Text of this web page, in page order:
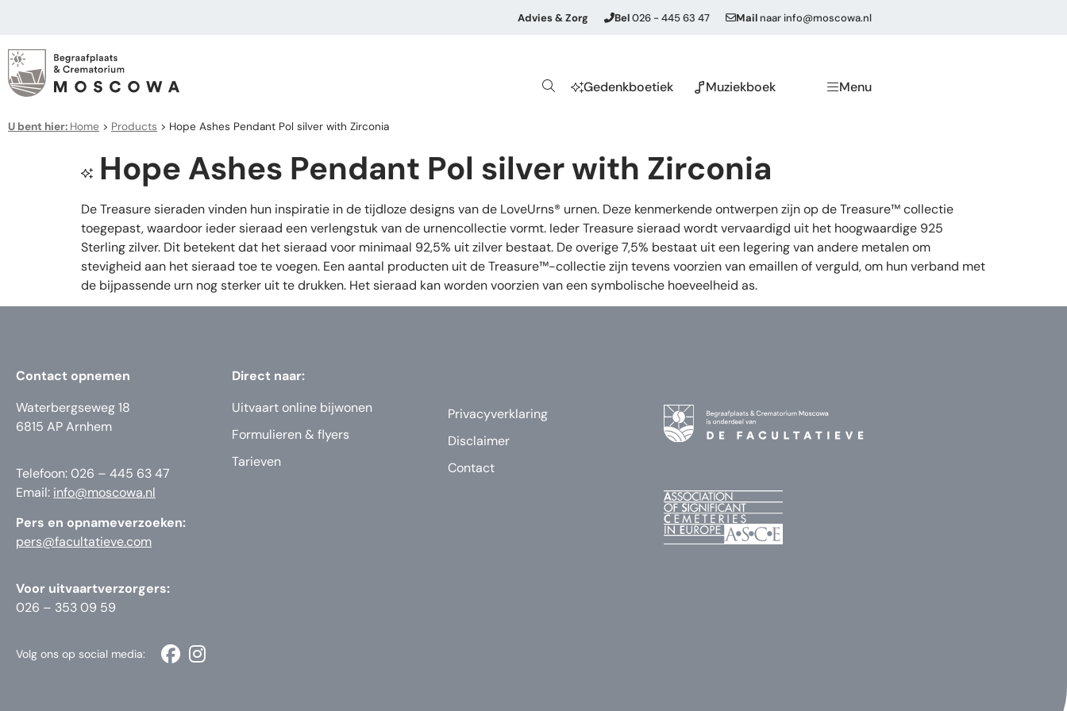
Advies & Zorg Bel026 - 445 63 47 Mail naarinfo@moscowa.nl
Gedenkboetiek Muziekboek Menu
U bent hier: Home > Products > Hope Ashes Pendant Pol silver with Zirconia
Hope Ashes Pendant Pol silver with Zirconia
De Treasure sieraden vinden hun inspiratie in de tijdloze designs van de LoveUrns® urnen. Deze kenmerkende ontwerpen zijn op de Treasure™ collectie
toegepast, waardoor ieder sieraad een verlengstuk van de urnencollectie vormt. Ieder Treasure sieraad wordt vervaardigd uit het hoogwaardige 925
Sterling zilver. Dit betekent dat het sieraad voor minimaal 92,5% uit zilver bestaat. De overige 7,5% bestaat uit een legering van andere metalen om
stevigheid aan het sieraad toe te voegen. Een aantal producten uit de Treasure™-collectie zijn tevens voorzien van emaillen of verguld, om hun verband met
de bijpassende urn nog sterker uit te drukken. Het sieraad kan worden voorzien van een symbolische hoeveelheid as.
Contact opnemen
Waterbergseweg 18
6815 AP Arnhem
Telefoon: 026 – 445 63 47
Email: info@moscowa.nl
Pers en opnameverzoeken:
pers@facultatieve.com
Voor uitvaartverzorgers:
026 – 353 09 59
Direct naar:
Uitvaart online bijwonen
Formulieren & flyers
Tarieven
Privacyverklaring
Disclaimer
Contact
Volg ons op social media: